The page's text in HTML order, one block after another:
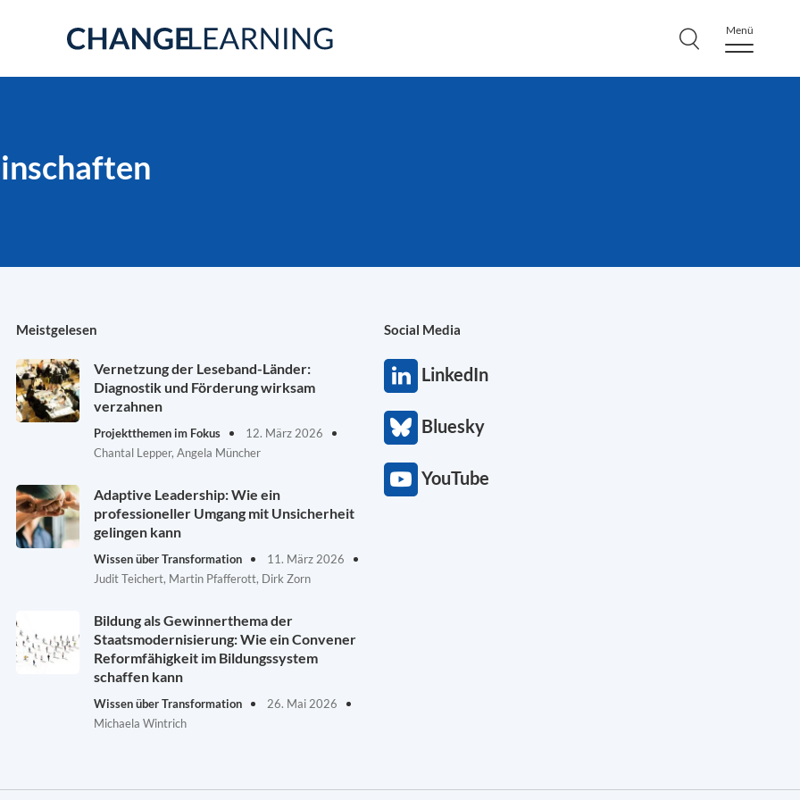
Menü
Meistgelesen
Vernetzung der Leseband-Länder:
Diagnostik und Förderung wirksam
verzahnen
Projektthemen im Fokus
12. März 2026
Chantal Lepper, Angela Müncher
Adaptive Leadership: Wie ein
professioneller Umgang mit Unsicherheit
gelingen kann
Wissen über Transformation
11. März 2026
Judit Teichert, Martin Pfafferott, Dirk Zorn
Bildung als Gewinnerthema der
Staatsmodernisierung: Wie ein Convener
Reformfähigkeit im Bildungssystem
schaffen kann
Wissen über Transformation
26. Mai 2026
Michaela Wintrich
Social Media
LinkedIn
Bluesky
YouTube